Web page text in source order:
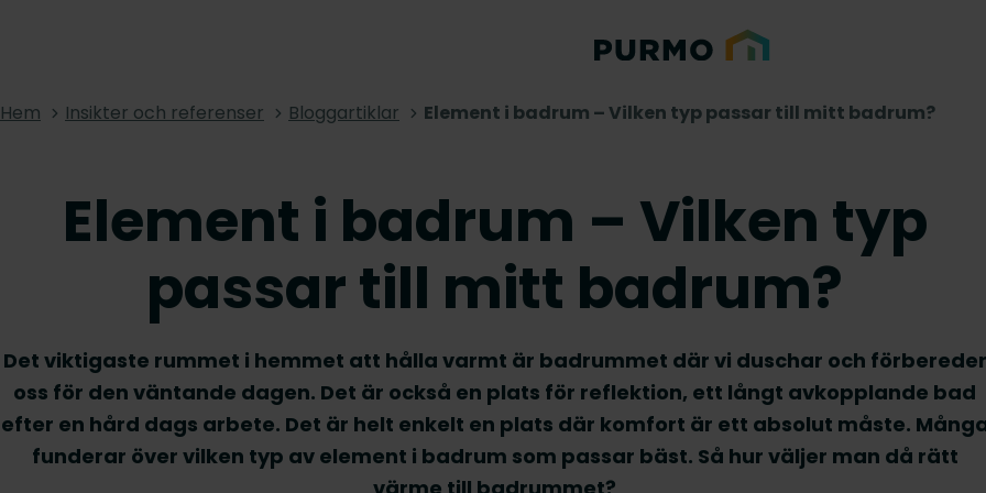
Hem Insikter och referenser Bloggartiklar Element i badrum – Vilken typ passar till mitt badrum?
Element i badrum – Vilken typ
passar till mitt badrum?
Det viktigaste rummet i hemmet att hålla varmt är badrummet där vi duschar och förbereder
oss för den väntande dagen. Det är också en plats för reflektion, ett långt avkopplande bad
efter en hård dags arbete. Det är helt enkelt en plats där komfort är ett absolut måste.
funderar över vilken typ av element i badrum som passar bäst. Så hur väljer man då rätt